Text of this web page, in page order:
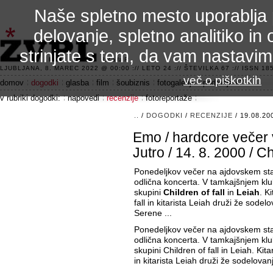
3.2 alfa R
LJUBLJANA, 8. MAREC 2022 @ 00:00 :// LETO 24 :// ŠTEVILKA 67 :// ISSN
domov dogodki glasba film šoubiznis fotogalerije
področje 42
v rubriki dogodki:
napovedi recenzije fotoreportaže
/ DOGODKI / RECENZIJE /
Emo / hardcore
Jutro / 14. 8. 2000 /
Ponedeljkov večer na ajdovskem
odlična koncerta. V tamkajšnjem
skupini Children of fall in Leiah.
fall in kitarista Leiah druži že
Serene ...
Ponedeljkov večer na ajdovskem
odlična koncerta. V tamkajšnjem
skupini Children of fall in Leiah.
in kitarista Leiah druži že
Naše spletno mesto
delovanje, spletno analitiko in
strinjate s tem, da vam
več o piškotkih